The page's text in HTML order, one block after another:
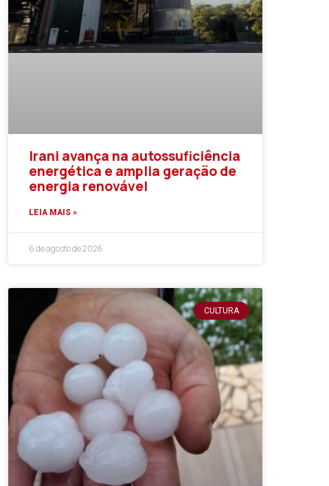
Irani avança na autossuficiência
energética e amplia geração de
energia renovável
LEIA MAIS »
6 de agosto de 2026
CULTURA